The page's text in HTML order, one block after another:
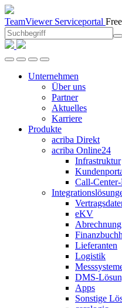
TeamViewer Serviceportal
Unternehmen
Über uns
Partner
Aktuelles
Karriere
Produkte
acriba Direkt
acriba Online24
Infrastruktur
Call-
eKV
Abrechnung
Lieferanten
Logistik
DMS-
Apps
Sonstige